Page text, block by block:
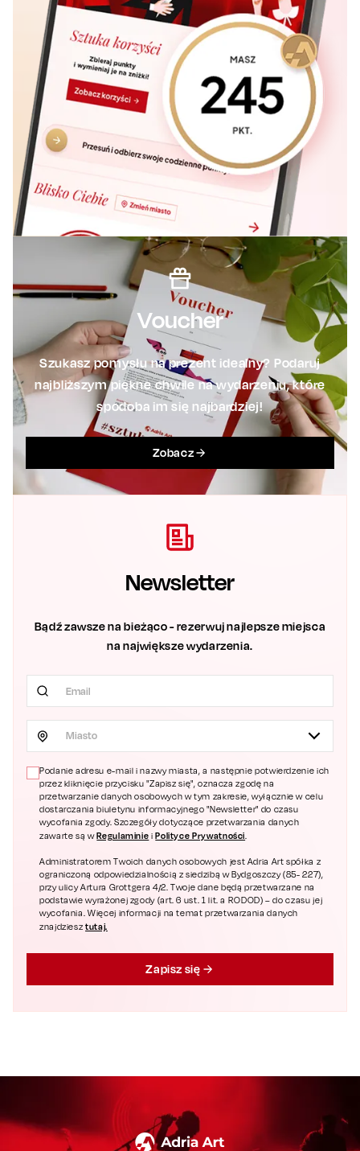
Voucher
Szukasz pomysłu na prezent idealny? Podaruj
najbliższym piękne chwile na wydarzeniu, które
spodoba im się najbardziej!
Zobacz
Newsletter
Bądź zawsze na bieżąco - rezerwuj najlepsze miejsca
na największe wydarzenia.
Miasto
Podanie adresu e-mail i nazwy miasta, a następnie potwierdzenie ich
przez kliknięcie przycisku "Zapisz się", oznacza zgodę na
przetwarzanie danych osobowych w tym zakresie, wyłącznie w celu
dostarczania biuletynu informacyjnego "Newsletter" do czasu
wycofania zgody. Szczegóły dotyczące przetwarzania danych
zawarte są wRegulaminie i Polityce Prywatności.
Administratorem Twoich danych osobowych jest Adria Art spółka z
ograniczoną odpowiedzialnością z siedzibą w Bydgoszczy (85- 227),
przy ulicy Artura Grottgera 4/2. Twoje dane będą przetwarzane na
podstawie wyrażonej zgody (art. 6 ust. 1 lit. a RODOD) – do czasu jej
wycofania. Więcej informacji na temat przetwarzania danych
znajdziesztutaj.
Zapisz się